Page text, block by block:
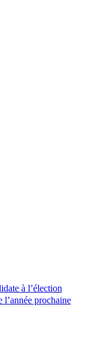
à l’élection
l’année prochaine